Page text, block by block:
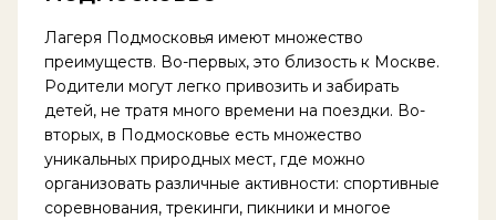
Лагеря Подмосковья имеют множество
преимуществ. Во-первых, это близость к Москве.
Родители могут легко привозить и забирать
детей, не тратя много времени на поездки. Во-
вторых, в Подмосковье есть множество
уникальных природных мест, где можно
организовать различные активности: спортивные
соревнования, трекинги, пикники и многое